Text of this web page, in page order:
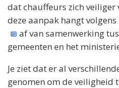
dat chauffeurs zich veiliger
deze aanpak hangt
af van samenwerking
gemeenten en het
Je ziet dat er al
genomen om de veiligheid